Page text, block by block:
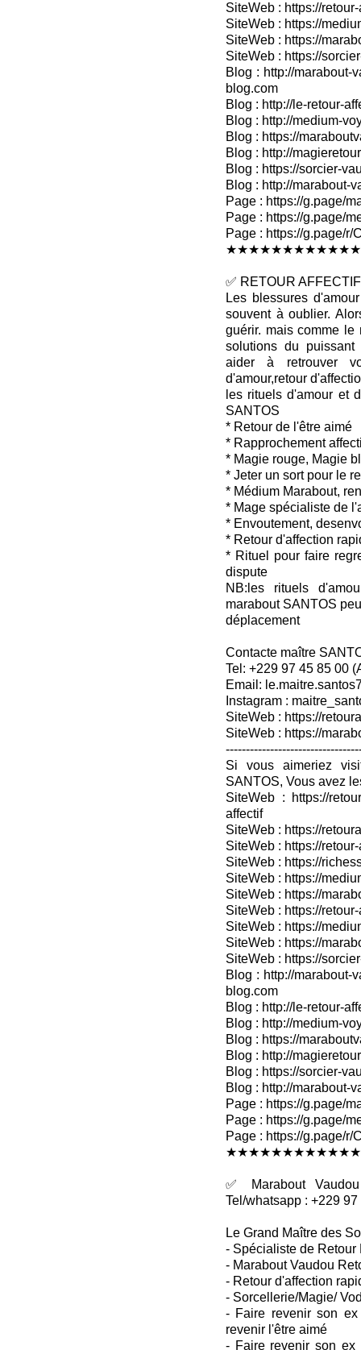
SiteWeb : https://
SiteWeb : https://
SiteWeb : https://
SiteWeb : https://
Blog : http://marabout-
blog.com
Blog : http://le-retour-
Blog : http://medium-
Blog : https://
Blog : http://
Blog : https://sorcier-
Blog : http://marabout-
Page : https://g.page/
Page : https://g.page/
Page : https://g.page/
✅ RETOUR
Les blessures
souvent à oublier.
guérir. mais comme le
solutions du
aider à retrouver
d'amour,retour
les rituels d'amour et
SANTOS
* Retour de l'être aimé
* Rapprochement
* Magie rouge, Magie
* Jeter un sort pour le
* Médium Marabout,
* Mage spécialiste de
* Envoutement,
* Retour d'affection
* Rituel pour faire
dispute
NB:les rituels
marabout SANTOS
déplacement
Contacte maître
Tel: +229 97 45 85 00
Email:
Instagram :
SiteWeb : https://
SiteWeb : https://
Si vous aimeriez
SANTOS, Vous avez
SiteWeb : https://
affectif
SiteWeb : https://
SiteWeb : https://
SiteWeb : https://
SiteWeb : https://
SiteWeb : https://
SiteWeb : https://
SiteWeb : https://
SiteWeb : https://
SiteWeb : https://
Blog : http://marabout-
blog.com
Blog : http://le-retour-
Blog : http://medium-
Blog : https://
Blog : http://
Blog : https://sorcier-
Blog : http://marabout-
Page : https://g.page/
Page : https://g.page/
Page : https://g.page/
✅ Marabout
Tel/whatsapp : +229
Le Grand Maître des
- Spécialiste de Retour
- Marabout Vaudou
- Retour d'affection
- Sorcellerie/Magie/
- Faire revenir son
revenir l'être aimé
- Faire revenir son ex